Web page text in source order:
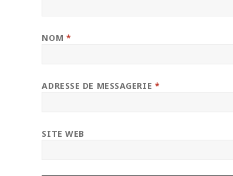
NOM *
ADRESSE DE MESSAGERIE *
SITE WEB